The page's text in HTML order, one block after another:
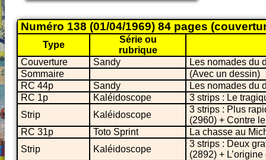
Numéro 138 (01/04/1969) 84 pages
Type
Série ou
rubrique
Couverture
Sandy
Les nomades du
Sommaire
(Avec un dessin)
RC 44p
Sandy
Les nomades du
RC 1p
Kaléidoscope
3 strips : Le
Strip
Kaléidoscope
3 strips : Plus
(2960) + Contre
RC 31p
Toto Sprint
La chasse au
Strip
Kaléidoscope
3 strips : Deux
(2892) +